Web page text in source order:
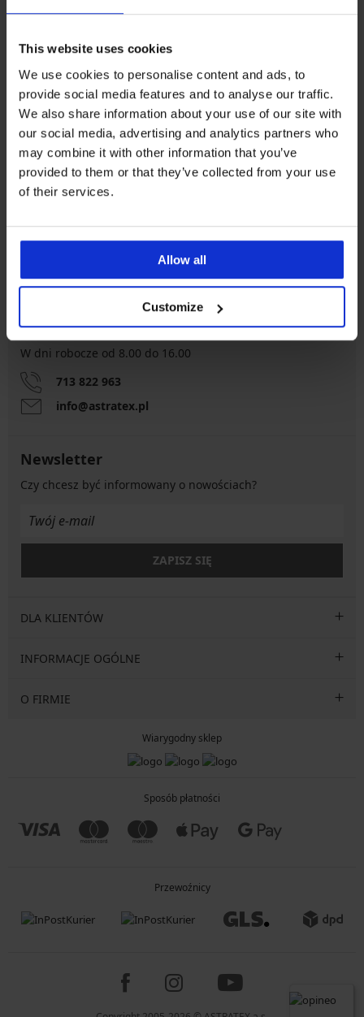
This website uses cookies
We use cookies to personalise content and ads, to
provide social media features and to analyse our traffic.
We also share information about your use of our site with
our social media, advertising and analytics partners who
may combine it with other information that you’ve
provided to them or that they’ve collected from your use
of their services.
Allow all
Customize
beżowy
czarny biały czerwony
Najczęściej wybierane rozmiary
85/D
85/C 80/D 80/E
zwrot
Obsługa klienta
W dni robocze od 8.00 do 16.00
713 822 963
info@astratex.pl
Newsletter
Czy chcesz być informowany o nowościach?
ZAPISZ SIĘ
DLA KLIENTÓW
INFORMACJE OGÓLNE
O FIRMIE
Wiarygodny sklep
Sposób płatności
Przewoźnicy